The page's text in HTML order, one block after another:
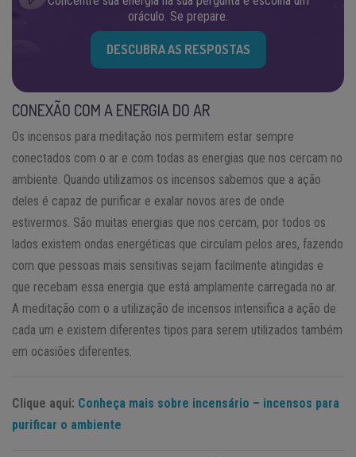
oráculo. Se prepare.
DESCUBRA AS RESPOSTAS
CONEXÃO COM A ENERGIA DO AR
Os incensos para meditação nos permitem estar sempre
conectados com o ar e com todas as energias que nos cercam no
ambiente. Quando utilizamos os incensos sabemos que a ação
deles é capaz de purificar e exalar novos ares de onde
estivermos. São muitas energias que nos cercam, por todos os
lados existem ondas energéticas que circulam pelos ares, fazendo
com que pessoas mais sensitivas sejam facilmente atingidas e
que recebam essa energia que está amplamente carregada no ar.
A meditação com o a utilização de incensos intensifica a ação de
cada um e existem diferentes tipos para serem utilizados também
em ocasiões diferentes.
Clique aqui: Conheça mais sobre incensário – incensos para
purificar o ambiente